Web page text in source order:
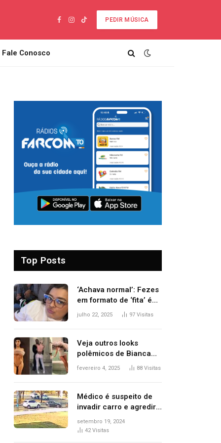
Facebook
Instagram
TikTok
PEDIR MÚSICA
Fale Conosco
Top Posts
‘Achava normal’: Fezes
em formato de ‘fita’ é
um dos alertas para
Gil
julho 22, 2025 97 Visitas
Veja outros looks
polêmicos de Bianca
Censori, esposa de
Grammy 2025
fevereiro 4, 2025 88 Visitas
Médico é suspeito de
invadir carro e agredir
delegado aposentado
durante confusão no
setembro 19, 2024
42Visitas